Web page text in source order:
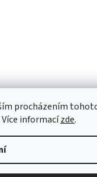
procházením
informacízde.